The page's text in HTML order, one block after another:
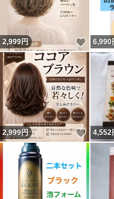
2,999円 いい
6,990
2,999円 いい
4,552